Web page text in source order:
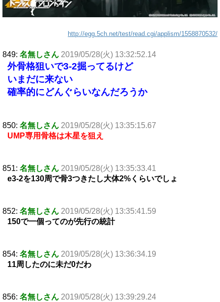
http://egg.5ch.net/test/read.cgi/applism/1558870532/
849: 名無しさん 2019/05/28(火) 13:32:52.14
外骨格狙いで3-2掘ってるけど
いまだに来ない
確率的にどんぐらいなんだろうか
850: 名無しさん 2019/05/28(火) 13:35:15.67
UMP専用骨格は木星を狙え
851: 名無しさん 2019/05/28(火) 13:35:33.41
e3-2を130周で骨3つきたし大体2%くらいでしょ
852: 名無しさん 2019/05/28(火) 13:35:41.59
150で一個ってのが先行の統計
854: 名無しさん 2019/05/28(火) 13:36:34.19
11周したのに未だ0だわ
856: 名無しさん 2019/05/28(火) 13:39:29.24